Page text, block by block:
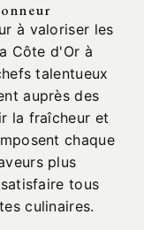
à valoriser les
Côte d'Or à
talentueux
auprès des
la fraîcheur et
chaque
plus
tous
culinaires.